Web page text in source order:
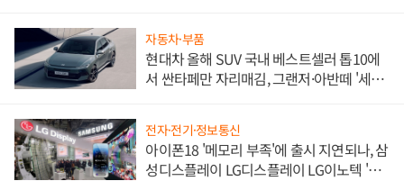
자동차·부품
현대차 올해 SUV 국내 베스트셀러 톱10에
서 싼타페만 자리매김, 그랜저·아반떼 '세단
전자·전기·정보통신
아이폰18 '메모리 부족'에 출시 지연되나, 삼
성디스플레이 LG디스플레이 LG이노텍 '탈